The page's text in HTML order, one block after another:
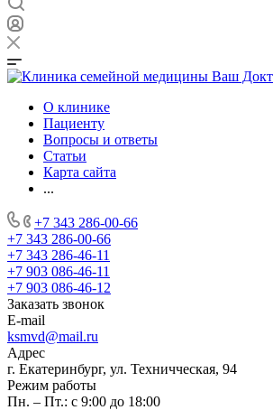
О клинике
Пациенту
Вопросы и ответы
Статьи
Карта сайта
...
+7 343 286-00-66
+7 343 286-00-66
+7 343 286-46-11
+7 903 086-46-11
+7 903 086-46-12
Заказать звонок
E-mail
ksmvd@mail.ru
Адрес
г. Екатеринбург, ул. Техничческая, 94
Режим работы
Пн. – Пт.: с 9:00 до 18:00